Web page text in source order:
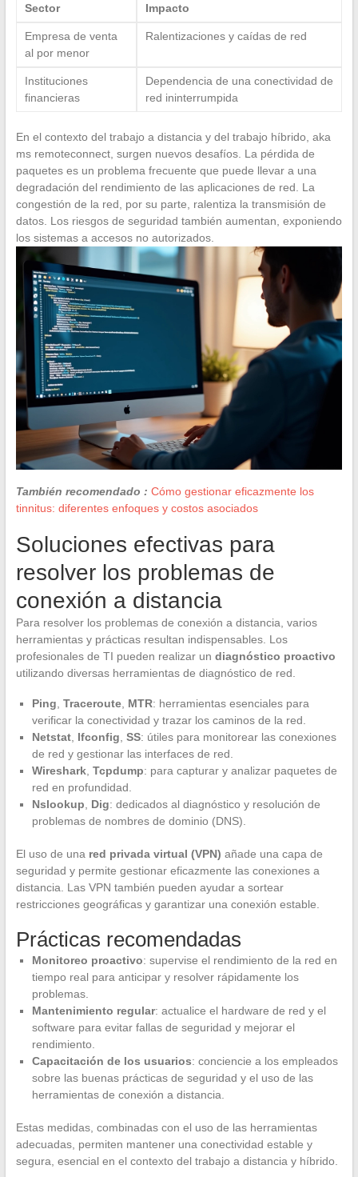
Sector Impacto
Empresa de venta
al por menor
Ralentizaciones y caídas de red
Instituciones
financieras
Dependencia de una conectividad de
red ininterrumpida
En el contexto del trabajo a distancia y del trabajo híbrido, aka
ms remoteconnect, surgen nuevos desafíos. La pérdida de
paquetes es un problema frecuente que puede llevar a una
degradación del rendimiento de las aplicaciones de red. La
congestión de la red, por su parte, ralentiza la transmisión de
datos. Los riesgos de seguridad también aumentan, exponiendo
los sistemas a accesos no autorizados.
También recomendado : Cómo gestionar eficazmente los
tinnitus: diferentes enfoques y costos asociados
Soluciones efectivas para
resolver los problemas de
conexión a distancia
Para resolver los problemas de conexión a distancia, varios
herramientas y prácticas resultan indispensables. Los
profesionales de TI pueden realizar un diagnóstico proactivo
utilizando diversas herramientas de diagnóstico de red.
Ping, Traceroute, MTR: herramientas esenciales para
verificar la conectividad y trazar los caminos de la red.
Netstat, Ifconfig, SS: útiles para monitorear las conexiones
de red y gestionar las interfaces de red.
Wireshark, Tcpdump: para capturar y analizar paquetes de
red en profundidad.
Nslookup, Dig: dedicados al diagnóstico y resolución de
problemas de nombres de dominio (DNS).
El uso de una red privada virtual (VPN) añade una capa de
seguridad y permite gestionar eficazmente las conexiones a
distancia. Las VPN también pueden ayudar a sortear
restricciones geográficas y garantizar una conexión estable.
Prácticas recomendadas
Monitoreo proactivo: supervise el rendimiento de la red en
tiempo real para anticipar y resolver rápidamente los
problemas.
Mantenimiento regular: actualice el hardware de red y el
software para evitar fallas de seguridad y mejorar el
rendimiento.
Capacitación de los usuarios: conciencie a los empleados
sobre las buenas prácticas de seguridad y el uso de las
herramientas de conexión a distancia.
Estas medidas, combinadas con el uso de las herramientas
adecuadas, permiten mantener una conectividad estable y
segura, esencial en el contexto del trabajo a distancia y híbrido.